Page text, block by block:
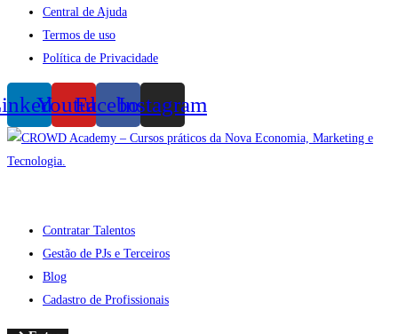
Central de Ajuda
Termos de uso
Política de Privacidade
YoutubeFacebookInstagram
Contratar Talentos
Gestão de PJs e Terceiros
Blog
Cadastro de Profissionais